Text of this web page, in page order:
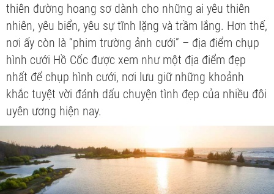
thiên đường hoang sơ dành cho những ai yêu thiên
nhiên, yêu biển, yêu sự tĩnh lặng và trầm lắng. Hơn thế,
nơi ấy còn là “phim trường ảnh cưới” – địa điểm chụp
hình cưới Hồ Cốc được xem như một địa điểm đẹp
nhất để chụp hình cưới, nơi lưu giữ những khoảnh
khắc tuyệt vời đánh dấu chuyện tình đẹp của nhiều đôi
uyên ương hiện nay.